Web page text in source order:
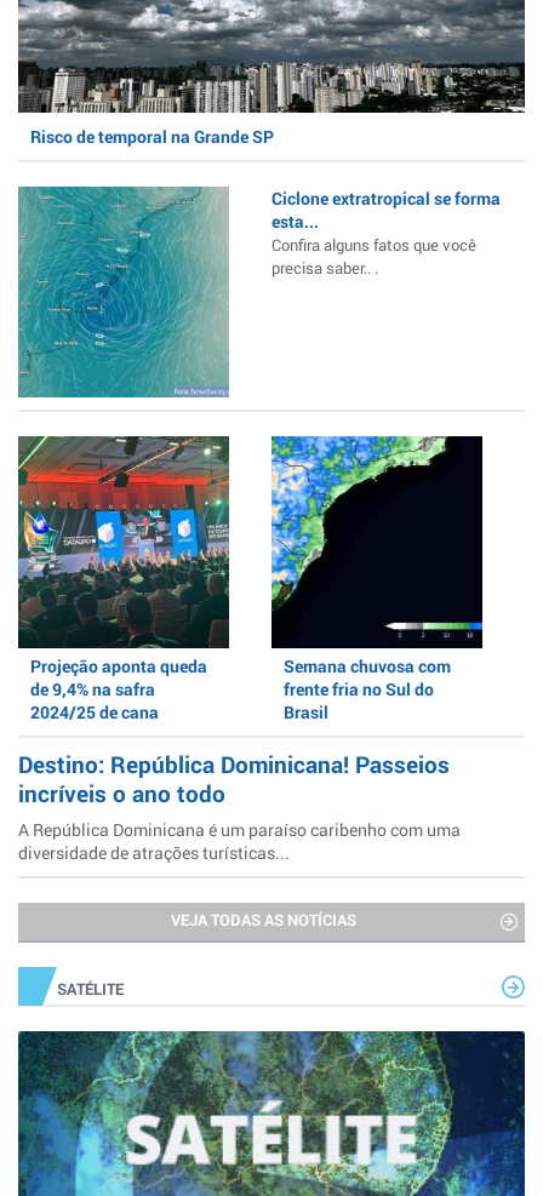
Risco de temporal na Grande SP
Ciclone extratropical se forma
esta...
Confira alguns fatos que você
precisa saber.. .
Projeção aponta queda
de 9,4% na safra
2024/25 de cana
Semana chuvosa com
frente fria no Sul do
Brasil
Destino: República Dominicana! Passeios
incríveis o ano todo
A República Dominicana é um paraíso caribenho com uma
diversidade de atrações turísticas...
VEJA TODAS AS NOTÍCIAS
SATÉLITE